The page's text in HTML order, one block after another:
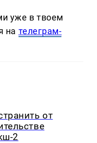
уже в твоем
на телеграм-
от
2